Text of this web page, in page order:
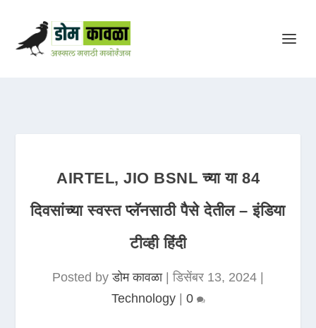
AIRTEL, JIO BSNL च्या या 84
दिवसांच्या स्वस्त प्लॅनसाठी पैसे देतील – इंडिया
टीव्ही हिंदी
Posted byडोम कावळा|डिसेंबर 13, 2024
Technology| 0